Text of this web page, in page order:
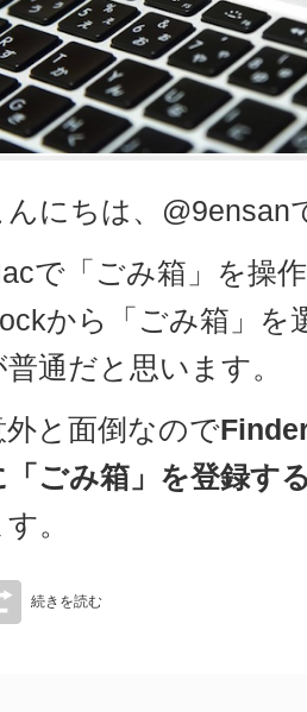
んにちは、@9ensan
で「ごみ箱」を操
から「ごみ箱」を
普通だと思います。
外と面倒なので
「ごみ箱」を登録す
す。
続きを読む